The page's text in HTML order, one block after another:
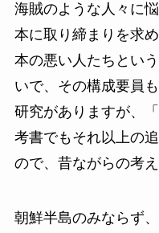
海賊のような人々に
本に取り締まりを求
本の悪い人たちとい
いで、その構成要員
研究がありますが、
考書でもそれ以上の
ので、昔ながらの考
朝鮮半島のみならず